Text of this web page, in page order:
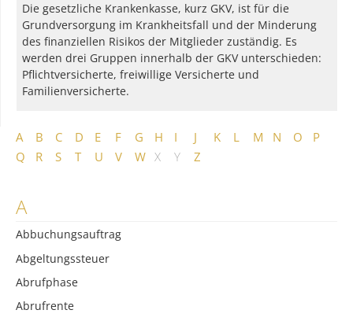
A B C D E F G H I J K L M N O
P
Q
R S T U V W X Y Z
A
Abbuchungsauftrag
Abgeltungssteuer
Abrufphase
Abrufrente
Die gesetzliche Krankenkasse, kurz GKV, ist für die
Grundversorgung im Krankheitsfall und der Minderung
des finanziellen Risikos der Mitglieder zuständig. Es
werden drei Gruppen innerhalb der GKV unterschieden:
Pflichtversicherte, freiwillige Versicherte und
Familienversicherte.